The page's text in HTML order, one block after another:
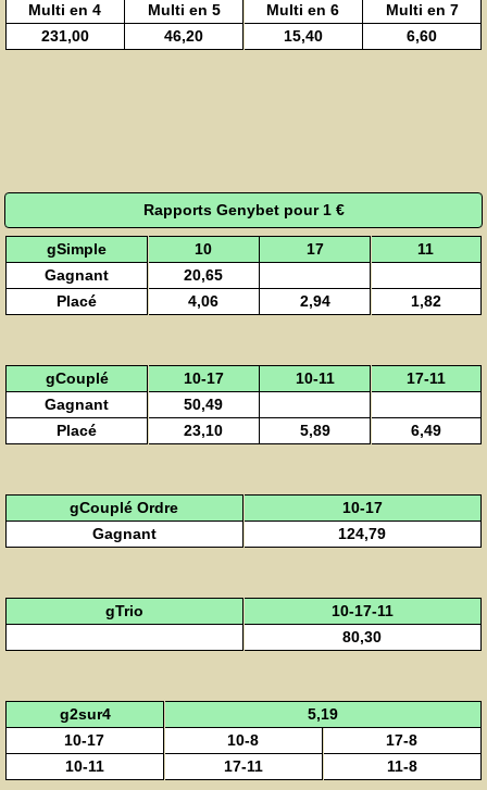
Multi en 4
Multi en 5 Multi en 6
Multi en 7
231,00
46,20 15,40 6,60
Rapports Genybet pour 1 €
gSimple 10 17
11
Gagnant
20,65
Placé
4,06 2,94 1,82
gCouplé 10-17 10-11
17-11
Gagnant
50,49
Placé
23,10 5,89 6,49
gCouplé Ordre
10-17
Gagnant
124,79
gTrio
10-17-11
80,30
g2sur4
5,19
10-17
10-8
17-8
10-11
17-11 11-8